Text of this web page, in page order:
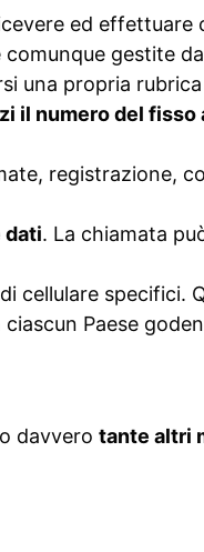
ed effettuare
gestite
una propria
il numero del fisso
registrazione,
dati. La chiamata
cellulare specifici.
Paese
davvero tante altri